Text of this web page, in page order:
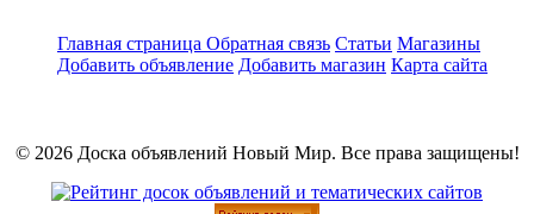
Главная страница Обратная связь Статьи Магазины
Добавить объявление Добавить магазин Карта сайта
© 2026 Доска объявлений Новый Мир. Все права защищены!